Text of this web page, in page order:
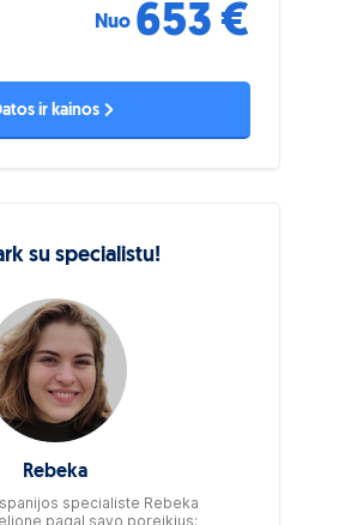
Nuo 653 €
ir kainos
su specialistu!
Rebeka
specialiste Rebeka
pagal savo poreikius: